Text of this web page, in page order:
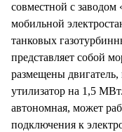
совместной с
мобильной
танковых
представляет собой
размещены двигатель,
утилизатор на 1,5
автономная, может
подключения к